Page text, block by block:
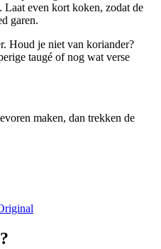
Laat even kort koken, zodat de
garen.
Houd je niet van koriander?
taugé of nog wat verse
maken, dan trekken de